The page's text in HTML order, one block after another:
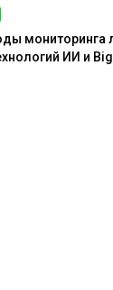
мониторинга
ИИ и Big